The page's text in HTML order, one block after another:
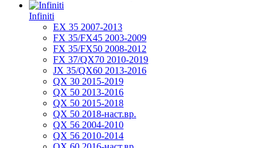
Infiniti
EX 35 2007-2013
FX 35/FX45 2003-2009
FX 35/FX50 2008-2012
FX 37/QX70 2010-2019
JX 35/QX60 2013-2016
QX 30 2015-2019
QX 50 2013-2016
QX 50 2015-2018
QX 50 2018-наст.вр.
QX 56 2004-2010
QX 56 2010-2014